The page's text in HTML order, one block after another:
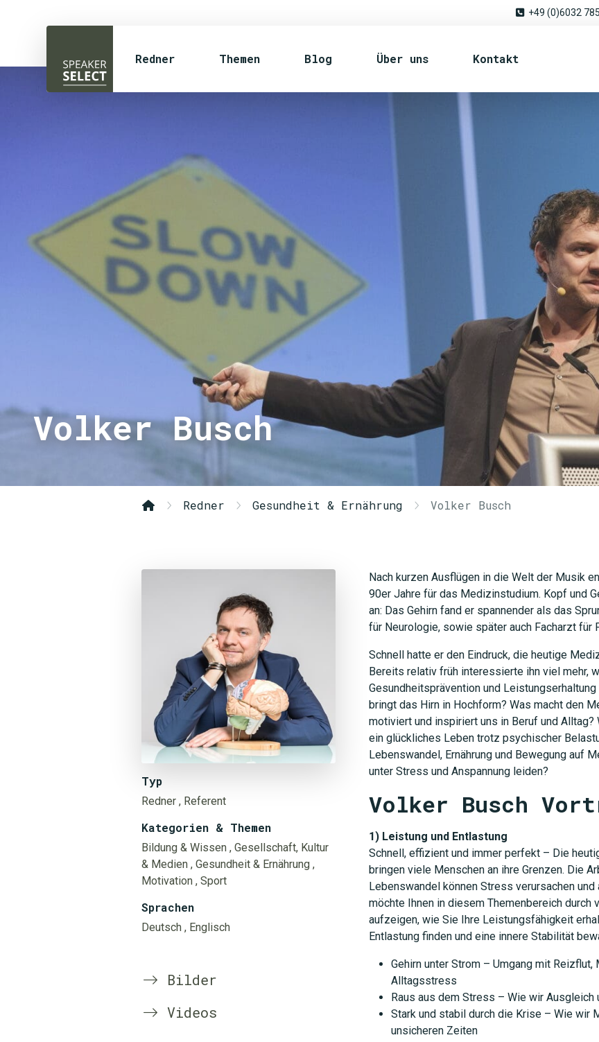
+49 (0)6032
Redner Themen Blog Über uns Kontakt
Volker Busch
Redner Gesundheit & Ernährung Volker Busch
Typ
Redner , Referent
Kategorien & Themen
Bildung & Wissen , Gesellschaft, Kultur
& Medien , Gesundheit & Ernährung ,
Motivation , Sport
Sprachen
Deutsch , Englisch
Bilder
Videos
Nach kurzen Ausflügen in die Welt der Musik
90er Jahre für das Medizinstudium. Kopf und
an: Das Gehirn fand er spannender als das
für Neurologie, sowie später auch Facharzt für
Schnell hatte er den Eindruck, die heutige
Bereits relativ früh interessierte ihn viel mehr,
Gesundheitsprävention und
bringt das Hirn in Hochform? Was macht den
motiviert und inspiriert uns in Beruf und
ein glückliches Leben trotz psychischer
Lebenswandel, Ernährung und Bewegung auf
unter Stress und Anspannung leiden?
Volker Busch
1) Leistung und Entlastung
Schnell, effizient und immer perfekt – Die
bringen viele Menschen an ihre Grenzen. Die
Lebenswandel können Stress verursachen
möchte Ihnen in diesem Themenbereich
aufzeigen, wie Sie Ihre Leistungsfähigkeit
Entlastung finden und eine innere Stabilität
Gehirn unter Strom – Umgang mit
Alltagsstress
Raus aus dem Stress – Wie wir Ausgleich
Stark und stabil durch die Krise – Wie wir
unsicheren Zeiten